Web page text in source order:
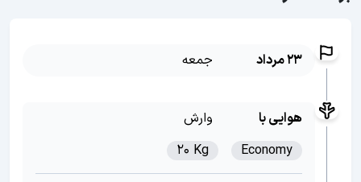
23 مرداد جمعه
هوایی با
وارش
Economy
20 Kg